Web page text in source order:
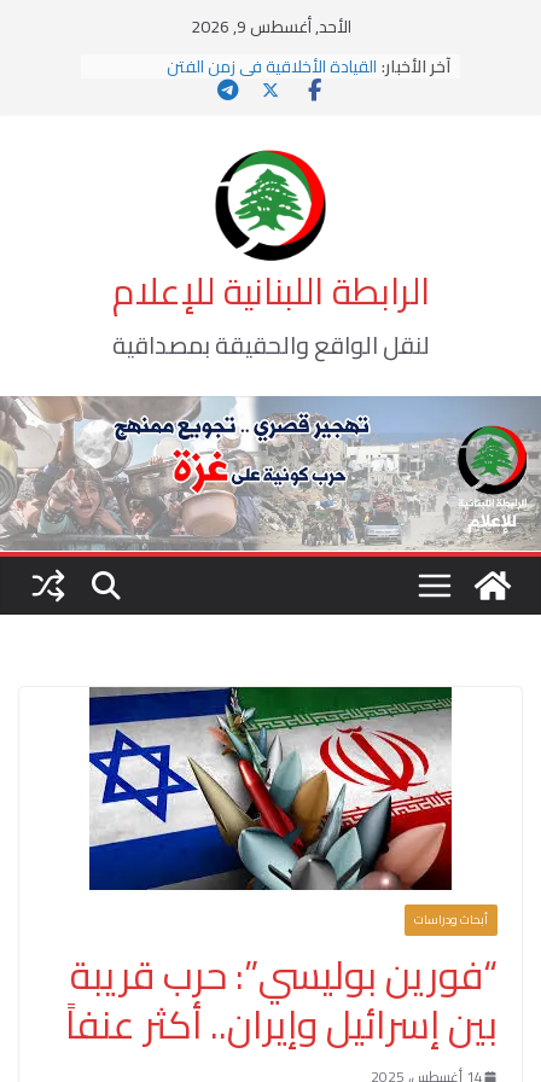
الأحد, أغسطس 9, 2026
آخر الأخبار:القيادة الأخلاقية في زمن الفتن
الاستلاب الثقافي وتحديات الهوية الإسلامية
يومَ يَفيضُ العَرَقُ
الرابطة اللبنانية للإعلام
لنقل الواقع والحقيقة بمصداقية
أبحاث ودراسات
“فورين بوليسي”: حرب قريبة
بين إسرائيل وإيران.. أكثر عنفاً